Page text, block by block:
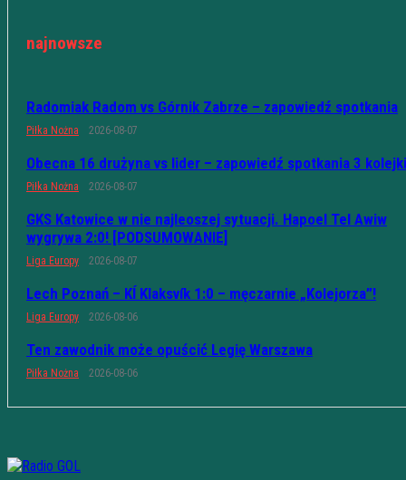
najnowsze
Radomiak Radom vs Górnik Zabrze – zapowiedź spotkania
Piłka Nożna 2026-08-07
Obecna 16 drużyna vs lider – zapowiedź spotkania 3 kolejki
Piłka Nożna 2026-08-07
GKS Katowice w nie najleoszej sytuacji. Hapoel Tel Awiw
wygrywa 2:0! [PODSUMOWANIE]
Liga Europy 2026-08-07
Lech Poznań – KÍ Klaksvík 1:0 – męczarnie „Kolejorza”!
Liga Europy 2026-08-06
Ten zawodnik może opuścić Legię Warszawa
Piłka Nożna 2026-08-06